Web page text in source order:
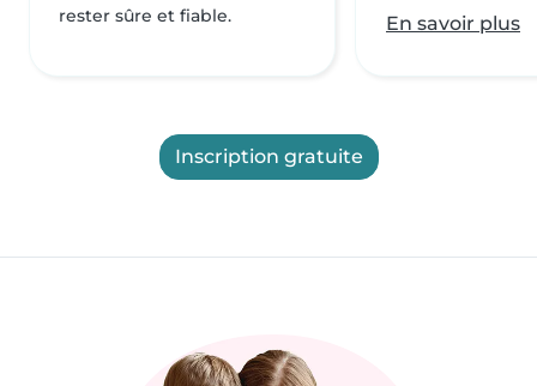
rester sûre et fiable.
En savoir plus
Inscription gratuite